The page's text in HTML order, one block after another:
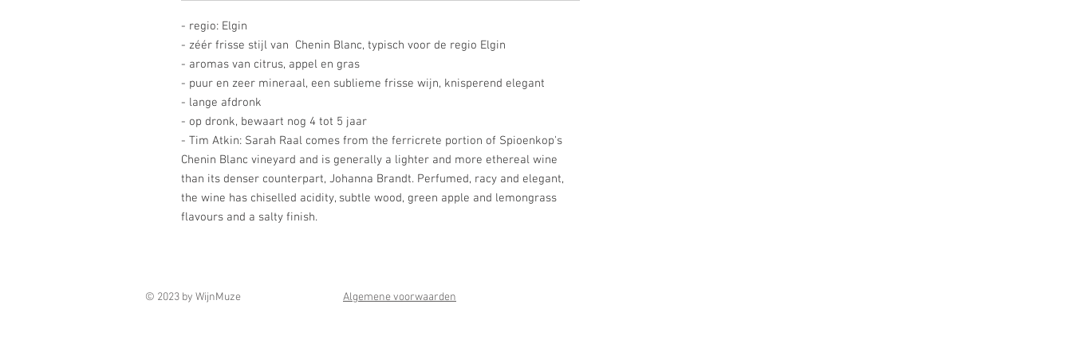
- regio: Elgin
- zéér frisse stijl van Chenin Blanc, typisch voor de regio Elgin
- aromas van citrus, appel en gras
- puur en zeer mineraal, een sublieme frisse wijn, knisperend elegant
- lange afdronk
- op dronk, bewaart nog 4 tot 5 jaar
- Tim Atkin: Sarah Raal comes from the ferricrete portion of Spioenkop's
Chenin Blanc vineyard and is generally a lighter and more ethereal wine
than its denser counterpart, Johanna Brandt. Perfumed, racy and elegant,
the wine has chiselled acidity, subtle wood, green apple and lemongrass
flavours and a salty finish.
© 2023 by WijnMuze Algemene voorwaarden